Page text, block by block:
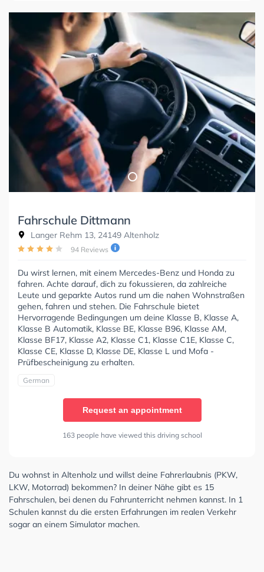
Fahrschule Dittmann
Langer Rehm 13, 24149 Altenholz
94 Reviews
Du wirst lernen, mit einem Mercedes-Benz und Honda zu
fahren. Achte darauf, dich zu fokussieren, da zahlreiche
Leute und geparkte Autos rund um die nahen Wohnstraßen
gehen, fahren und stehen. Die Fahrschule bietet
Hervorragende Bedingungen um deine Klasse B, Klasse A,
Klasse B Automatik, Klasse BE, Klasse B96, Klasse AM,
Klasse BF17, Klasse A2, Klasse C1, Klasse C1E, Klasse C,
Klasse CE, Klasse D, Klasse DE, Klasse L und Mofa -
Prüfbescheinigung zu erhalten.
German
Request an appointment
163 people have viewed this driving school
Du wohnst in Altenholz und willst deine Fahrerlaubnis (PKW,
LKW, Motorrad) bekommen? In deiner Nähe gibt es 15
Fahrschulen, bei denen du Fahrunterricht nehmen kannst. In 1
Schulen kannst du die ersten Erfahrungen im realen Verkehr
sogar an einem Simulator machen.